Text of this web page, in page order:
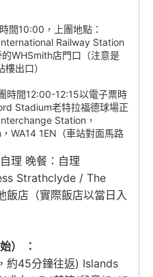
間10:00，上團地點：
Railway Station
WHSmith店門口（注意是
出口）
時間12:00-12:15以電子票時
Stadium老特拉福德球場正
Station，
WA14 1EN（車站對面馬路
理 晚餐：自理
Strathclyde / The
店（實際飯店以當日入
） ：
約45分鐘往返) Islands